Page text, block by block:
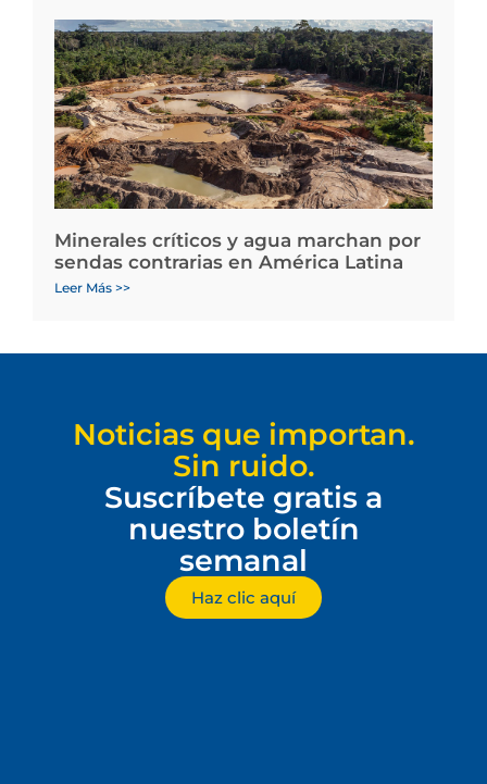
Minerales críticos y agua marchan por
sendas contrarias en América Latina
Leer Más >>
Noticias que importan.
Sin ruido.
Suscríbete gratis a
nuestro boletín
semanal
Haz clic aquí